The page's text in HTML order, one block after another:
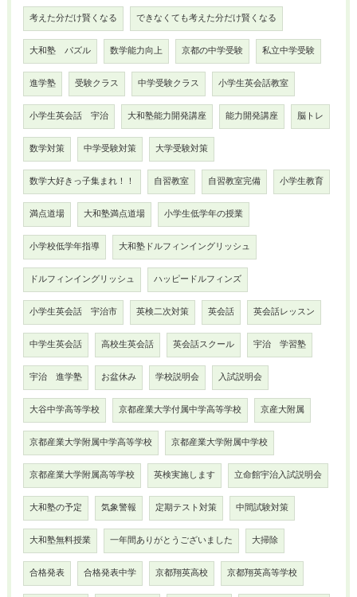
考えた分だけ賢くなる できなくても考えた分だけ賢くなる
大和塾 パズル 数学能力向上 京都の中学受験 私立中学受験
進学塾 受験クラス 中学受験クラス 小学生英会話教室
小学生英会話 宇治 大和塾能力開発講座 能力開発講座 脳トレ
数学対策 中学受験対策 大学受験対策
数学大好きっ子集まれ！！ 自習教室 自習教室完備 小学生教育
満点道場 大和塾満点道場 小学生低学年の授業
小学校低学年指導 大和塾ドルフィンイングリッシュ
ドルフィンイングリッシュ ハッピードルフィンズ
小学生英会話 宇治市 英検二次対策 英会話 英会話レッスン
中学生英会話 高校生英会話 英会話スクール 宇治 学習塾
宇治 進学塾 お盆休み 学校説明会 入試説明会
大谷中学高等学校 京都産業大学付属中学高等学校 京産大附属
京都産業大学附属中学高等学校 京都産業大学附属中学校
京都産業大学附属高等学校 英検実施します 立命館宇治入試説明会
大和塾の予定 気象警報 定期テスト対策 中間試験対策
大和塾無料授業 一年間ありがとうございました 大掃除
合格発表 合格発表中学 京都翔英高校 京都翔英高等学校